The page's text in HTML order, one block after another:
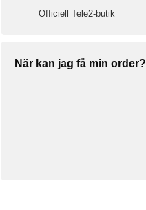
Officiell Tele2-butik
När kan jag få min order?